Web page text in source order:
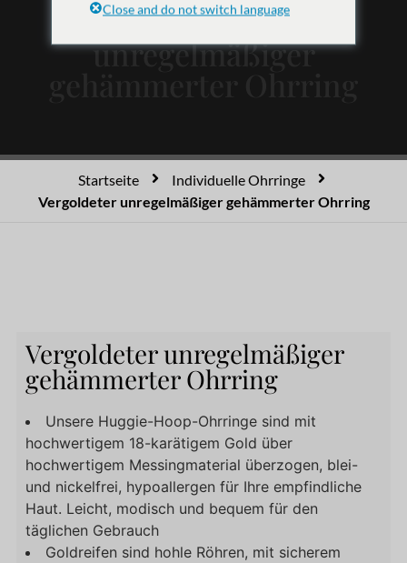
Vergoldeter
unregelmäßiger
Startseite
Individuelle Ohrringe
Vergoldeter unregelmäßiger gehämmerter Ohrring
Vergoldeter unregelmäßiger
gehämmerter Ohrring
Unsere Huggie-Hoop-Ohrringe sind mit
hochwertigem 18-karätigem Gold über
hochwertigem Messingmaterial überzogen, blei-
und nickelfrei, hypoallergen für Ihre empfindliche
Haut. Leicht, modisch und bequem für den
täglichen Gebrauch
Goldreifen sind hohle Röhren, mit sicherem
Close and do not switch language